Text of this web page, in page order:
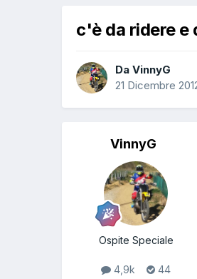
c'è da ridere e
Da VinnyG
21 Dicembre
VinnyG
Ospite Speciale
4,9k 44